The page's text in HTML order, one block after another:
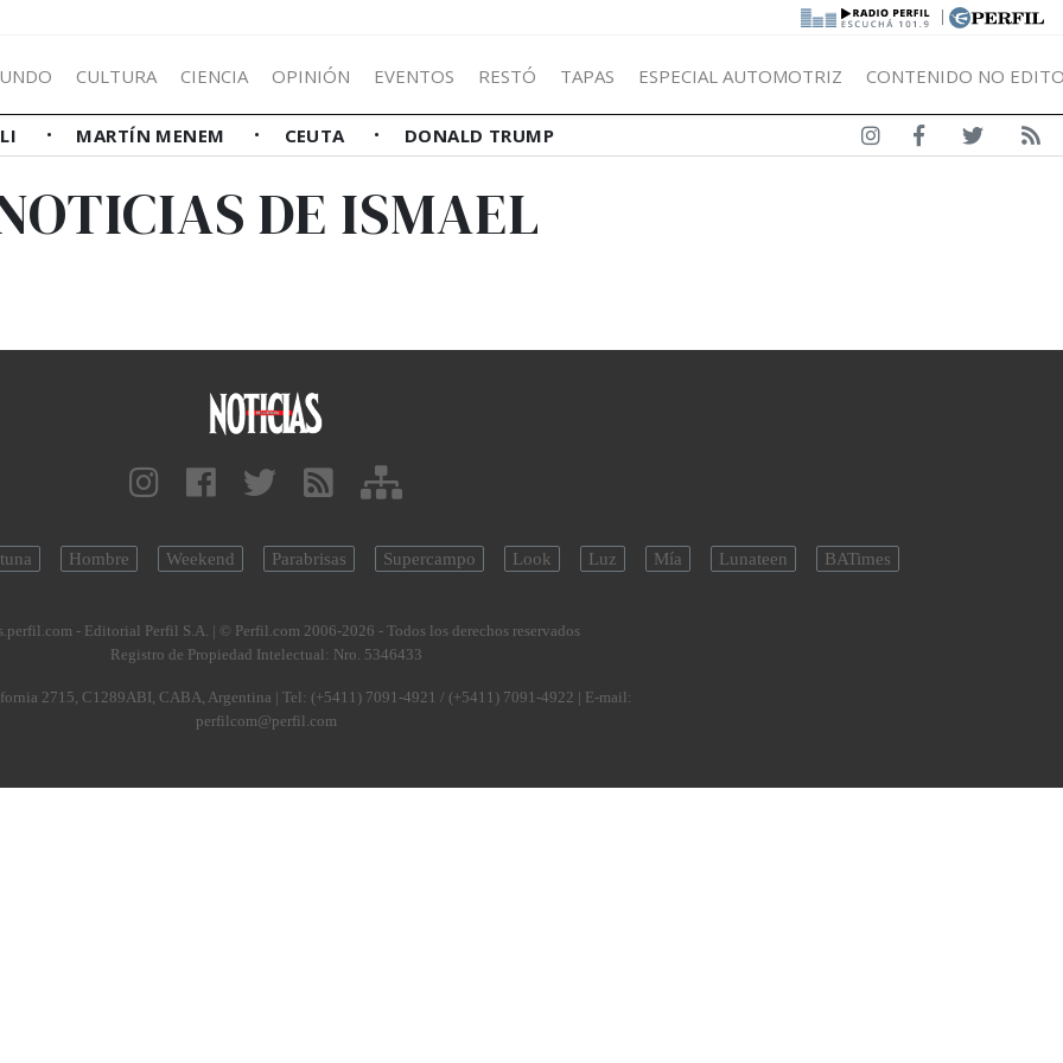
|
CULTURA CIENCIA OPINIÓN EVENTOS RESTÓ TAPAS ESPECIAL AUTOMOTRIZ CONTENIDO NO
MARTÍN MENEM CEUTA DONALD TRUMP
DE ISMAEL
Hombre Weekend Parabrisas Supercampo Look Luz Mía Lunateen BATimes
- Editorial Perfil S.A. | © Perfil.com 2006-2026 - Todos los derechos reservados
Registro de Propiedad Intelectual: Nro. 5346433
2715, C1289ABI, CABA, Argentina | Tel: (+5411) 7091-4921 / (+5411) 7091-4922 | E-mail:
perfilcom@perfil.com